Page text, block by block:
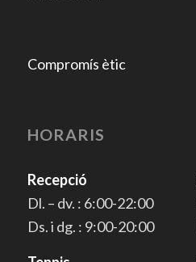
Compromís ètic
HORARIS
Recepció
Dl. – dv. : 6:00-22:00
Ds. i dg. : 9:00-20:00